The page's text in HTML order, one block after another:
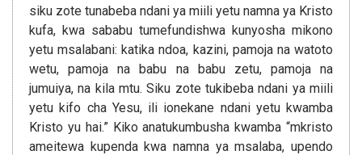
siku zote tunabeba ndani ya miili yetu namna ya Kristo
kufa, kwa sababu tumefundishwa kunyosha mikono
yetu msalabani: katika ndoa, kazini, pamoja na watoto
wetu, pamoja na babu na babu zetu, pamoja na
jumuiya, na kila mtu. Siku zote tukibeba ndani ya miili
yetu kifo cha Yesu, ili ionekane ndani yetu kwamba
Kristo yu hai.” Kiko anatukumbusha kwamba “mkristo
ameitewa kupenda kwa namna ya msalaba, upendo